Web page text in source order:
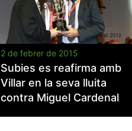
2 de febrer de 2015
Subies es reafirma amb
Villar en la seva lluita
contra Miguel Cardenal